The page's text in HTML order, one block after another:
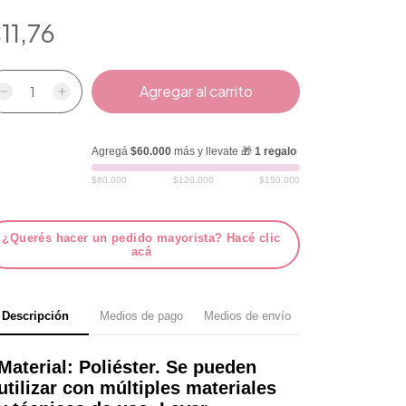
Agregá $60.000 más y llevate 🎁 1 regalo
$60.000 $120.000 $150.000
¿Querés hacer un pedido mayorista? Hacé clic
acá
Descripción Medios de pago Medios de envío
Poliéster. Se pueden
con múltiples materiales